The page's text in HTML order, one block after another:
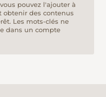
pouvez l'ajouter à
des contenus
Les mots-clés ne
dans un compte